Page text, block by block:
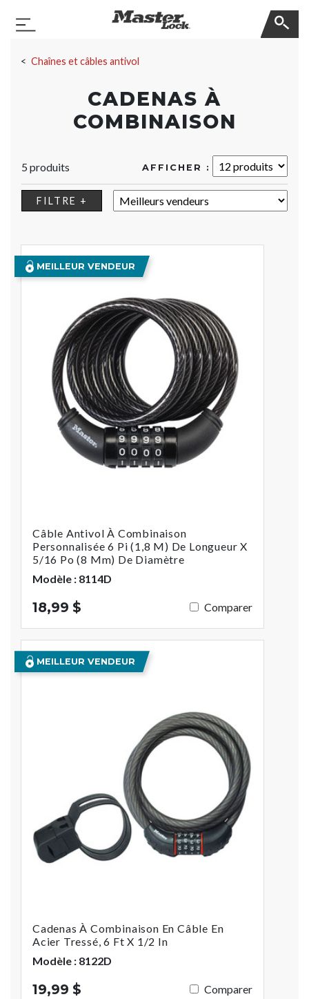
Basculer la navigation
Chaînes et câbles antivol
CADENAS À
COMBINAISON
5 produits AFFICHER :
FILTRE + TRIER :
MEILLEUR VENDEUR
Câble Antivol À Combinaison
Personnalisée 6 Pi (1,8 M) De Longueur X
5/16 Po (8 Mm) De Diamètre
Modèle : 8114D
18,99 $ Comparer
MEILLEUR VENDEUR
Cadenas À Combinaison En Câble En
Acier Tressé, 6 Ft X 1/2 In
Modèle : 8122D
19,99 $ Comparer